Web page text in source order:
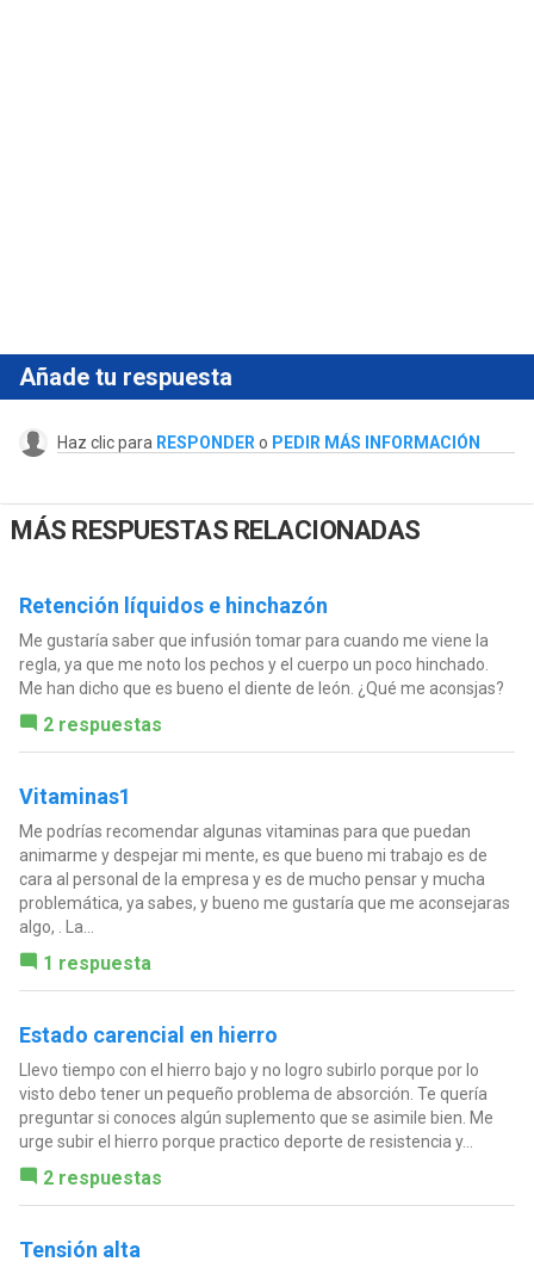
Añade tu respuesta
Haz clic para RESPONDER o PEDIR MÁS INFORMACIÓN
MÁS RESPUESTAS RELACIONADAS
Retención líquidos e hinchazón
Me gustaría saber que infusión tomar para cuando me viene la
regla, ya que me noto los pechos y el cuerpo un poco hinchado.
Me han dicho que es bueno el diente de león. ¿Qué me aconsjas?
2 respuestas
Vitaminas1
Me podrías recomendar algunas vitaminas para que puedan
animarme y despejar mi mente, es que bueno mi trabajo es de
cara al personal de la empresa y es de mucho pensar y mucha
problemática, ya sabes, y bueno me gustaría que me aconsejaras
algo, . La...
1 respuesta
Estado carencial en hierro
Llevo tiempo con el hierro bajo y no logro subirlo porque por lo
visto debo tener un pequeño problema de absorción. Te quería
preguntar si conoces algún suplemento que se asimile bien. Me
urge subir el hierro porque practico deporte de resistencia y...
2 respuestas
Tensión alta